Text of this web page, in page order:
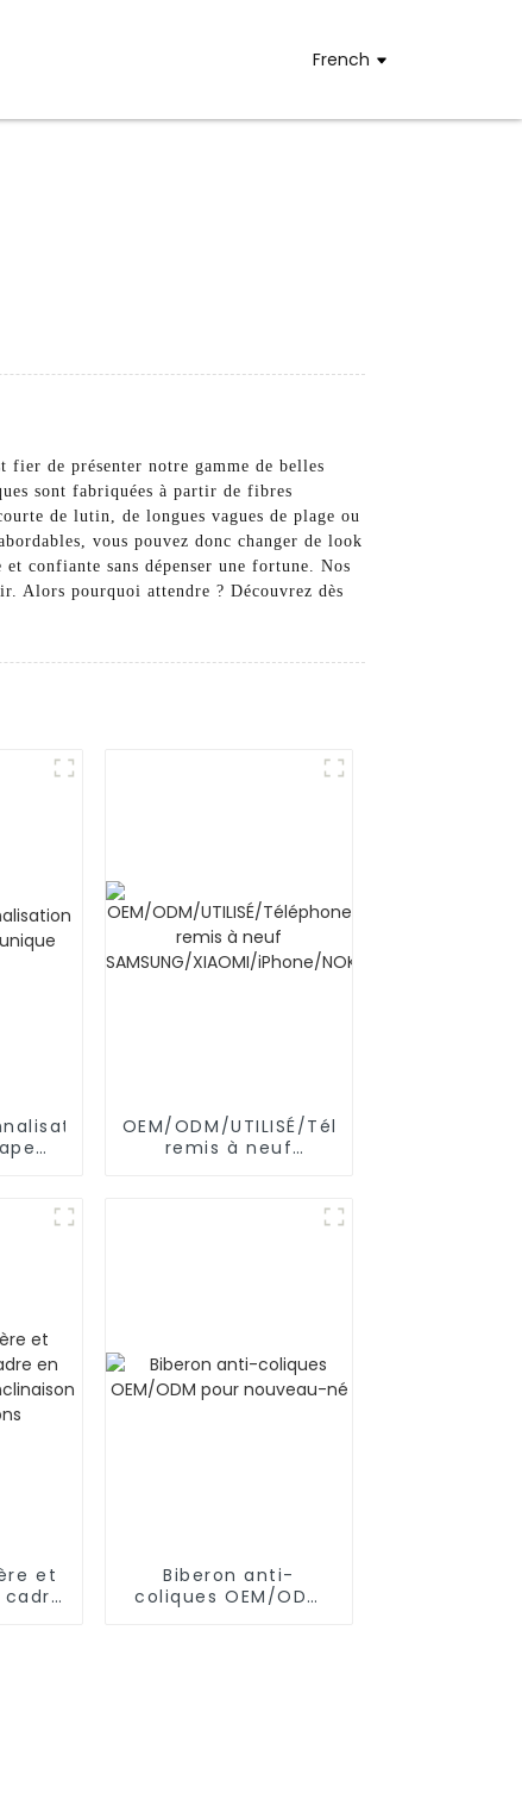
French
fier de présenter notre gamme de belles
sont fabriquées à partir de fibres
de lutin, de longues vagues de plage ou
vous pouvez donc changer de look
confiante sans dépenser une fortune. Nos
Alors pourquoi attendre ? Découvrez dès
OEM/ODM/UTILISÉ/Téléphone
remis à neuf
et
Biberon anti-
coliques OEM/ODM